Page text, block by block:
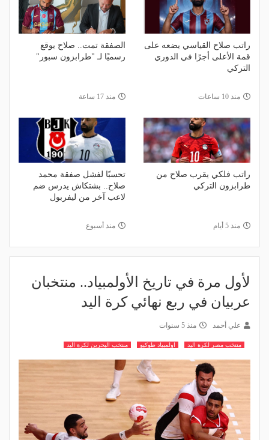
راتب صلاح القياسي يضعه على
قمة الأعلى أجرًا في الدوري
التركي
منذ 10 ساعات
الصفقة تمت.. صلاح يوقع
رسميًا لـ "طرابزون سبور"
منذ 17 ساعة
راتب فلكي يقرب صلاح من
طرابزون التركي
منذ 5 أيام
تحسبًا لفشل صفقة محمد
صلاح.. بشتكاش يدرس ضم
لاعب آخر من ليفربول
منذ أسبوع
لأول مرة في تاريخ الأولمبياد.. منتخبان
عربيان في ربع نهائي كرة اليد
علي أحمد منذ 5 سنوات
منتخب مصر لكرة اليد اولمبياد طوكيو منتخب البحرين لكرة اليد